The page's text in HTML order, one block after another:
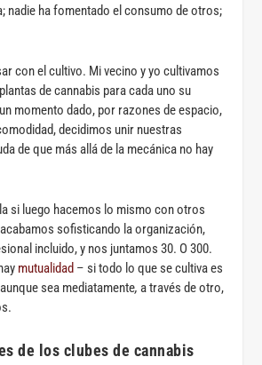
nadie ha fomentado el consumo de otros;
con el cultivo. Mi vecino y yo cultivamos
de cannabis para cada uno su
momento dado, por razones de espacio,
decidimos unir nuestras
de que más allá de la mecánica no hay
si luego hacemos lo mismo con otros
sofisticando la organización,
incluido, y nos juntamos 30. O 300.
mutualidad – si todo lo que se cultiva es
sea mediatamente, a través de otro,
de los clubes de cannabis